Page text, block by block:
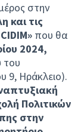
στην
και τις
που θα
2024,
του
9, Ηράκλειο).
Πολιτικών
στην